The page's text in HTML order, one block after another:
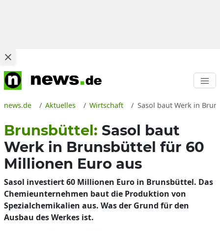
news.de Aktuelles Wirtschaft Sasol baut Werk in
Brunsbüttel: Sasol baut
Werk in Brunsbüttel für 60
Millionen Euro aus
Sasol investiert 60 Millionen Euro in Brunsbüttel. Das
Chemieunternehmen baut die Produktion von
Spezialchemikalien aus. Was der Grund für den
Ausbau des Werkes ist.